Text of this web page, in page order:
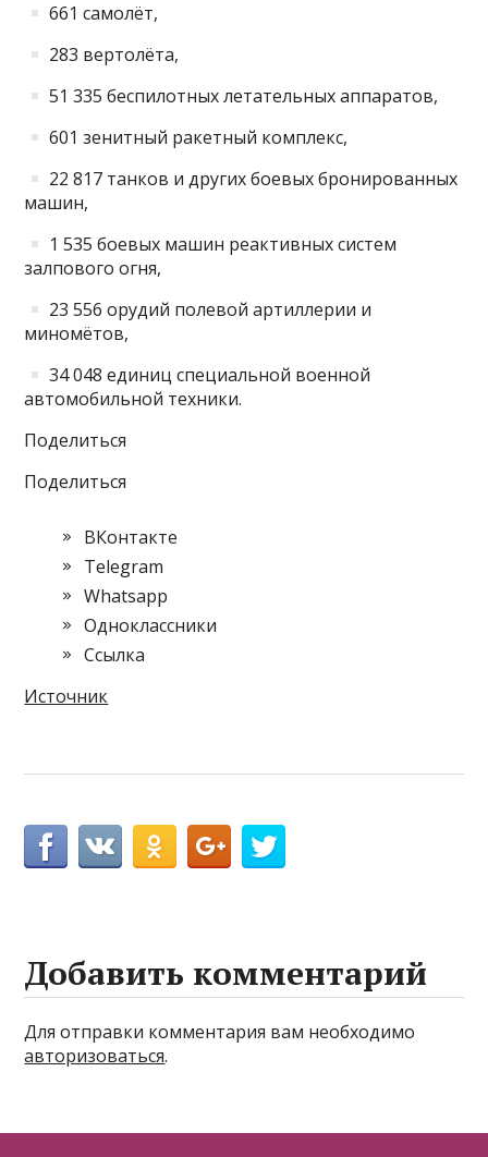
661 самолёт,
283 вертолёта,
51 335 беспилотных летательных аппаратов,
601 зенитный ракетный комплекс,
22 817 танков и других боевых бронированных
машин,
1 535 боевых машин реактивных систем
залпового огня,
23 556 орудий полевой артиллерии и
миномётов,
34 048 единиц специальной военной
автомобильной техники.
Поделиться
Поделиться
ВКонтакте
Telegram
Whatsapp
Одноклассники
Cсылка
Источник
Добавить комментарий
Для отправки комментария вам необходимо
авторизоваться.